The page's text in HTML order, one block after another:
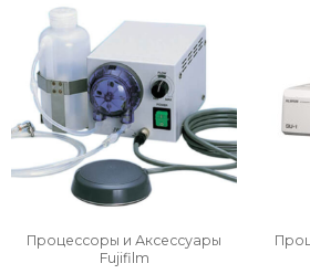
Процессоры и Аксессуары
Fujifilm